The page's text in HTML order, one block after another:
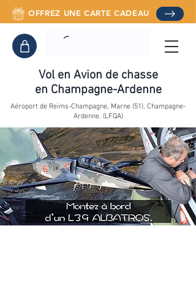
OFFREZ UNE CARTE CADEAU
Vol en Avion de chasse
en Champagne-Ardenne
Aéroport de Reims-Champagne, Marne (51), Champagne-
Ardenne. (LFQA)